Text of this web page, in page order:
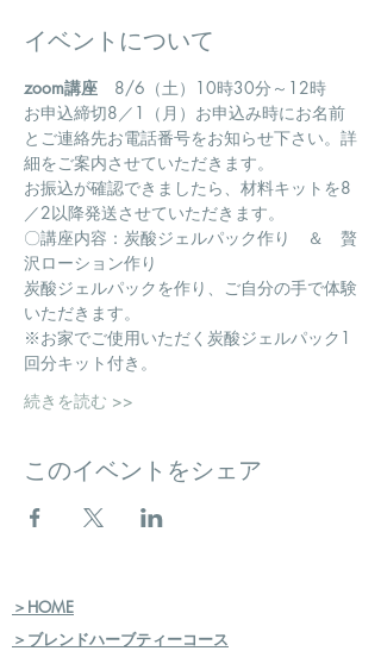
イベントについて
zoom講座 8/6（土）10時30分～12時
お申込締切8／1（月）お申込み時にお名前
とご連絡先お電話番号をお知らせ下さい。詳
細をご案内させていただきます。
お振込が確認できましたら、材料キットを8
／2以降発送させていただきます。
〇講座内容：炭酸ジェルパック作り　＆　贅
沢ローション作り
炭酸ジェルパックを作り、ご自分の手で体験
いただきます。
※お家でご使用いただく炭酸ジェルパック1
回分キット付き。
続きを読む >>
このイベントをシェア
＞HOME
＞ブレンドハーブティーコース